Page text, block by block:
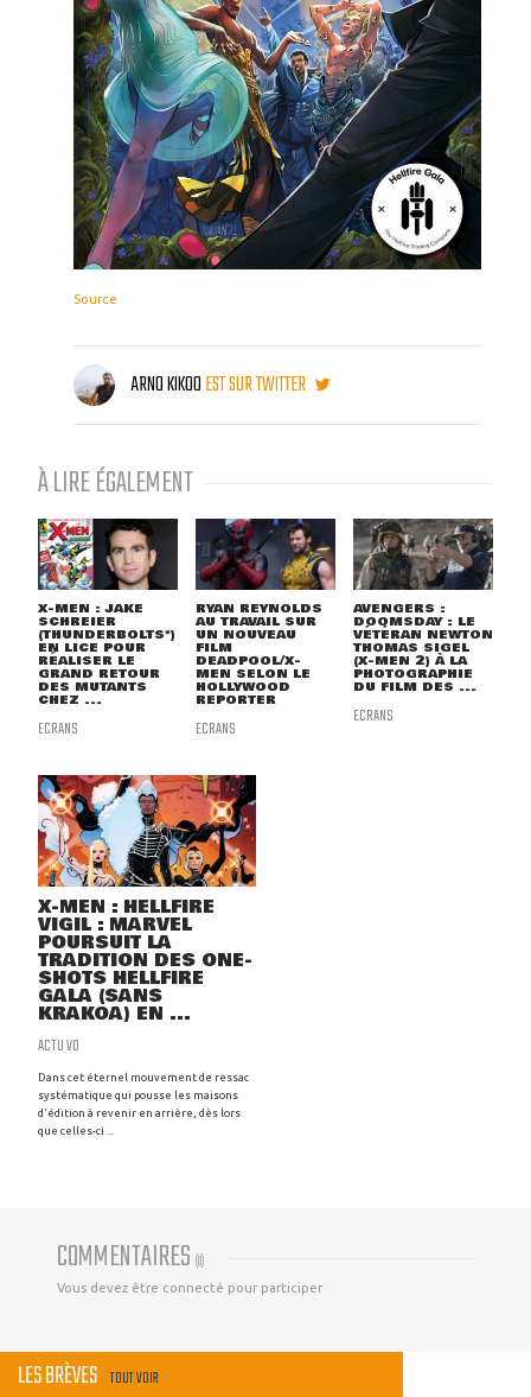
Source
ARNO KIKOOEST SUR TWITTER
À LIRE ÉGALEMENT
X-MEN : JAKE
SCHREIER
(THUNDERBOLTS*)
EN LICE POUR
RÉALISER LE
GRAND RETOUR
DES MUTANTS
CHEZ ...
ECRANS
RYAN REYNOLDS
AU TRAVAIL SUR
UN NOUVEAU
FILM
DEADPOOL/X-
MEN SELON LE
HOLLYWOOD
REPORTER
ECRANS
AVENGERS :
DOOMSDAY : LE
VÉTÉRAN NEWTON
THOMAS SIGEL
(X-MEN 2) À LA
PHOTOGRAPHIE
DU FILM DES ...
ECRANS
X-MEN : HELLFIRE
VIGIL : MARVEL
POURSUIT LA
TRADITION DES ONE-
SHOTS HELLFIRE
GALA (SANS
KRAKOA) EN ...
ACTU VO
Dans cet éternel mouvement de ressac
systématique qui pousse les maisons
d'édition à revenir en arrière, dès lors
que celles-ci ...
COMMENTAIRES (0)
Vous devez être connecté pour participer
LES BRÈVES TOUT VOIR